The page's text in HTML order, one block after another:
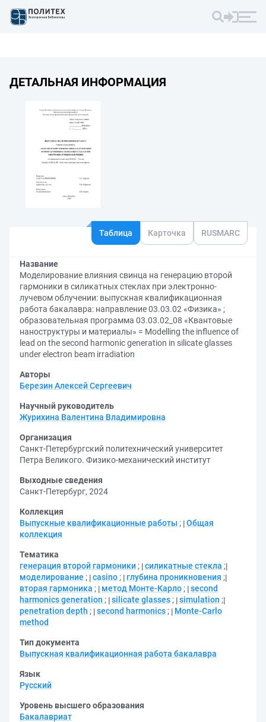
ДЕТАЛЬНАЯ ИНФОРМАЦИЯ
Таблица Карточка RUSMARC
Название
Моделирование влияния свинца на генерацию второй
гармоники в силикатных стеклах при электронно-
лучевом облучении: выпускная квалификационная
работа бакалавра: направление 03.03.02 «Физика» ;
образовательная программа 03.03.02_08 «Квантовые
наноструктуры и материалы» = Modelling the influence of
lead on the second harmonic generation in silicate glasses
under electron beam irradiation
Авторы
Березин Алексей Сергеевич
Научный руководитель
Журихина Валентина Владимировна
Организация
Санкт-Петербургский политехнический университет
Петра Великого. Физико-механический институт
Выходные сведения
Санкт-Петербург, 2024
Коллекция
Выпускные квалификационные работы ; Общая
коллекция
Тематика
генерация второй гармоники ; силикатные стекла ;
моделирование ; casino ; глубина проникновения ;
вторая гармоника ; метод Монте-Карло ; second
harmonics generation ; silicate glasses ; simulation ;
penetration depth ; second harmonics ;
Monte-Carlo
method
Тип документа
Выпускная квалификационная работа бакалавра
Язык
Русский
Уровень высшего образования
Бакалавриат